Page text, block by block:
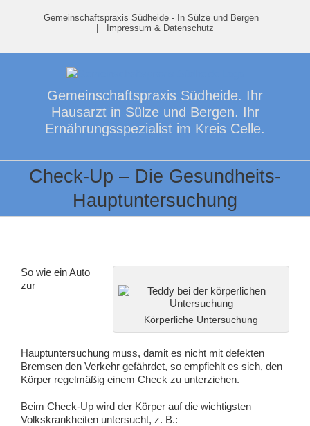
Gemeinschaftspraxis Südheide - In Sülze und Bergen
Impressum & Datenschutz
Gemeinschaftspraxis Südheide. Ihr
Hausarzt in Sülze und Bergen. Ihr
Ernährungsspezialist im Kreis Celle.
Check-Up – Die Gesundheits-
Hauptuntersuchung
Körperliche Untersuchung
So wie ein Auto
zur
Hauptuntersuchung muss, damit es nicht mit defekten
Bremsen den Verkehr gefährdet, so empfiehlt es sich, den
Körper regelmäßig einem Check zu unterziehen.
Beim Check-Up wird der Körper auf die wichtigsten
Volkskrankheiten untersucht, z. B.: